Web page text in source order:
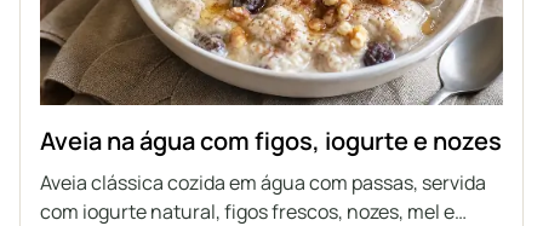
Aveia na água com figos, iogurte e nozes
Aveia clássica cozida em água com passas, servida
com iogurte natural, figos frescos, nozes, mel e